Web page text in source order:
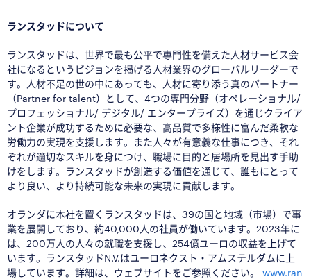
ランスタッドについて
ランスタッドは、世界で最も公平で専門性を備えた人材サービス会
社になるというビジョンを掲げる人材業界のグローバルリーダーで
す。人材不足の世の中にあっても、人材に寄り添う真のパートナー
（Partner for talent）として、4つの専門分野（オペレーショナル/
プロフェッショナル/ デジタル/ エンタープライズ）を通じクライア
ント企業が成功するために必要な、高品質で多様性に富んだ柔軟な
労働力の実現を支援します。また人々が有意義な仕事につき、それ
ぞれが適切なスキルを身につけ、職場に目的と居場所を見出す手助
けをします。ランスタッドが創造する価値を通じて、誰もにとって
より良い、より持続可能な未来の実現に貢献します。
オランダに本社を置くランスタッドは、39の国と地域（市場）で事
業を展開しており、約40,000人の社員が働いています。2023年に
は、200万人の人々の就職を支援し、254億ユーロの収益を上げて
います。ランスタッドN.V.はユーロネクスト・アムステルダムに上
場しています。詳細は、ウェブサイトをご参照ください。 www.ran